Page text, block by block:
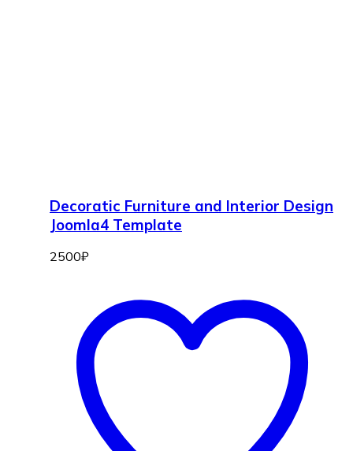
Decoratic Furniture and Interior Design
Joomla4 Template
2500₽